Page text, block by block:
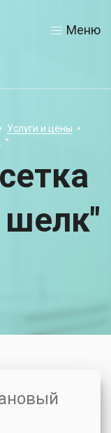
Меню
Услуги и цены